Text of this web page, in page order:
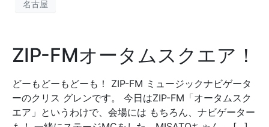
名古屋
ZIP-FMオータムスクエア！
どーもどーもどーも！ ZIP-FM ミュージックナビゲータ
ーのクリス グレンです。 今日はZIP-FM「オータムスク
エア」というわけで、会場には もちろん、ナビゲーター